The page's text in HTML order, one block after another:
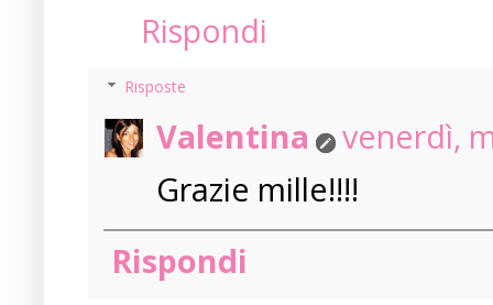
Rispondi
Risposte
Valentina
venerdì,
Grazie mille!!!!
Rispondi